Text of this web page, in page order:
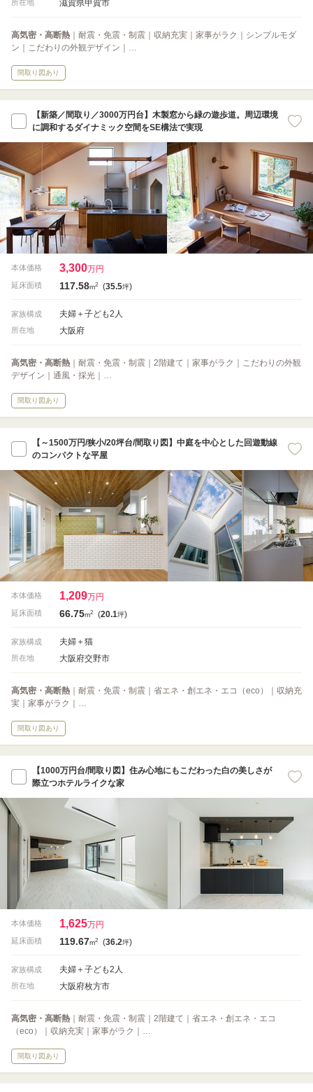
所在地 滋賀県甲賀市
高気密・高断熱 ｜耐震・免震・制震｜収納充実｜家事がラク｜シンプルモダ
ン｜こだわりの外観デザイン｜…
間取り図あり
【新築／間取り／3000万円台】木製窓から緑の遊歩道。周辺環境
に調和するダイナミック空間をSE構法で実現
本体価格 3,300万円
延床面積 117.58m2 (35.5坪)
家族構成 夫婦＋子ども2人
所在地 大阪府
高気密・高断熱 ｜耐震・免震・制震｜2階建て｜家事がラク｜こだわりの外観
デザイン｜通風・採光｜…
間取り図あり
【～1500万円/狭小/20坪台/間取り図】中庭を中心とした回遊動線
のコンパクトな平屋
本体価格 1,209万円
延床面積 66.75m2 (20.1坪)
家族構成 夫婦＋猫
所在地 大阪府交野市
高気密・高断熱 ｜耐震・免震・制震｜省エネ・創エネ・エコ（eco）｜収納充
実｜家事がラク｜…
間取り図あり
【1000万円台/間取り図】住み心地にもこだわった白の美しさが
際立つホテルライクな家
本体価格 1,625万円
延床面積 119.67m2 (36.2坪)
家族構成 夫婦＋子ども2人
所在地 大阪府枚方市
高気密・高断熱 ｜耐震・免震・制震｜2階建て｜省エネ・創エネ・エコ
（eco）｜収納充実｜家事がラク｜…
間取り図あり